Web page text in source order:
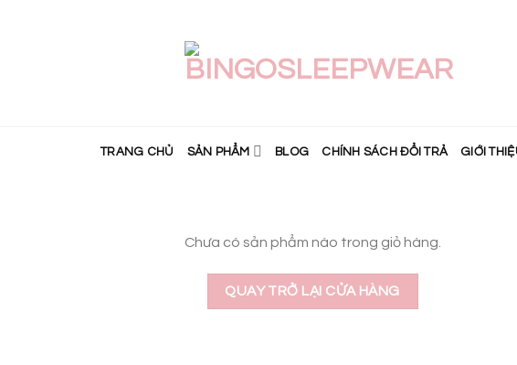
TRANG CHỦ SẢN PHẨM BLOG CHÍNH SÁCH ĐỔI TRẢ GIỚI
Chưa có sản phẩm nào trong giỏ hàng.
QUAY TRỞ LẠI CỬA HÀNG